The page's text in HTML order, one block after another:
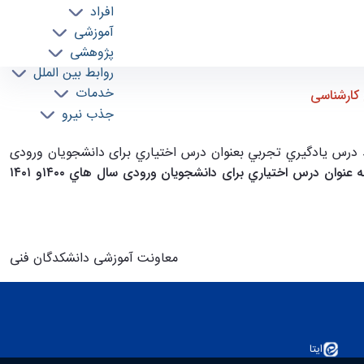
افراد
آموزشی
پژوهشی
روابط بین الملل
خدمات
جذب نیرو
اخذ درس يادگيري تجربي بعنوان درس اختياري برای دانشجویان ورودی
واحدهای مازاد بر سر فصل ناشی از اخذ درس یادگیری تجربی به عنوان درس اختياري برای دانشجویان ورودی سال هاي ۱۴۰۰و ۱۴۰۱
معاونت آموزشی دانشکدگان فنی
ایتا